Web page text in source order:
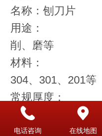
名称：刨刀片
用途：
削、磨等
材料：
304、301、201等
常规厚度：
0.6/0.5/0.4/0.3mm等
工艺优势：
电话咨询 在线地图